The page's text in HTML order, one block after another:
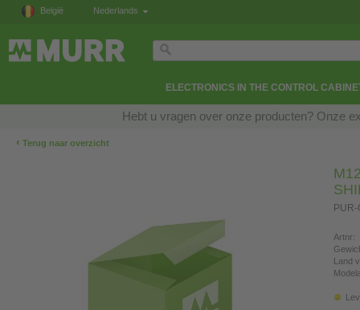
België Nederlands
ELECTRONICS IN THE CONTROL
Hebt u vragen over onze producten? Onze
‹ Terug naar overzicht
Artnr:
Land